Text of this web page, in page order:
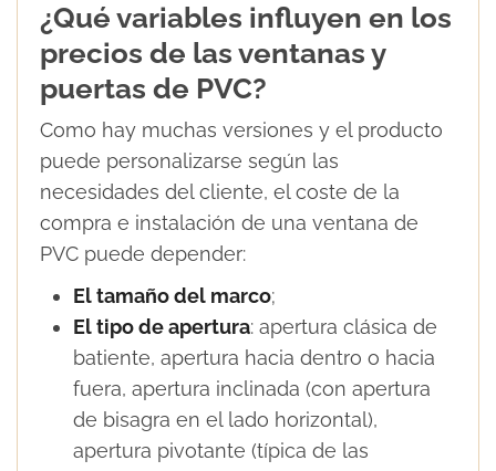
¿Qué variables influyen en los
precios de las ventanas y
puertas de PVC?
Como hay muchas versiones y el producto
puede personalizarse según las
necesidades del cliente, el coste de la
compra e instalación de una ventana de
PVC puede depender:
El tamaño del marco;
El tipo de apertura: apertura clásica de
batiente, apertura hacia dentro o hacia
fuera, apertura inclinada (con apertura
de bisagra en el lado horizontal),
apertura pivotante (típica de las